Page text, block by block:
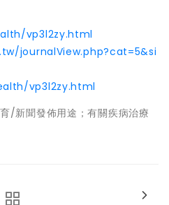
vp3l2zy.html
journalView.php?cat=5&si
vp3l2zy.html
/新聞發佈用途；有關疾病治療